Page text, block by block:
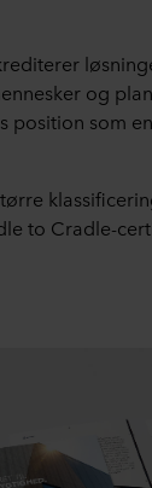
og
position som
to Cradle-